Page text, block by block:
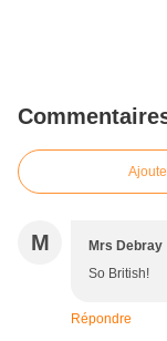
M Mrs Debray
So British!
Répondre